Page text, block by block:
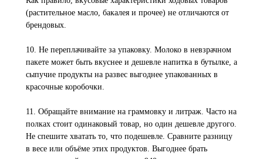
(растительное масло, бакалея и прочее) не отличаются от
брендовых.
10. Не переплачивайте за упаковку. Молоко в невзрачном
пакете может быть вкуснее и дешевле напитка в бутылке, а
сыпучие продукты на развес выгоднее упакованных в
красочные коробочки.
11. Обращайте внимание на граммовку и литраж. Часто на
полках стоит одинаковый товар, но один дешевле другого.
Не спешите хватать то, что подешевле. Сравните разницу
в весе или объёме этих продуктов. Выгоднее брать